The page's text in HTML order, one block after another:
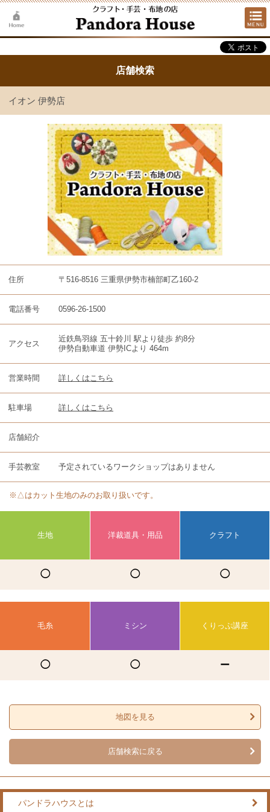
店舗検索
イオン 伊勢店
住所 〒516-8516 三重県伊勢市楠部町乙160-2
電話番号 0596-26-1500
アクセス
近鉄鳥羽線 五十鈴川 駅より徒歩 約8分
伊勢自動車道 伊勢ICより 464m
営業時間 詳しくはこちら
駐車場 詳しくはこちら
店舗紹介
手芸教室 予定されているワークショップはありません
※△はカット生地のみのお取り扱いです。
生地 洋裁道具・用品 クラフト
◯ ◯ ◯
毛糸 ミシン くりっぷ講座
◯ ◯ ー
地図を見る
店舗検索に戻る
パンドラハウスとは